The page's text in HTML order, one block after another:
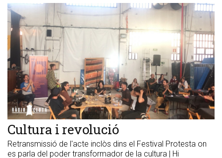
Cultura i revolució
Retransmissió de l'acte inclòs dins el Festival Protesta on
es parla del poder transformador de la cultura | Hi